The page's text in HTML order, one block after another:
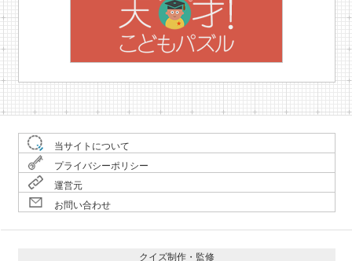
当サイトについて
プライバシーポリシー
運営元
お問い合わせ
クイズ制作・監修